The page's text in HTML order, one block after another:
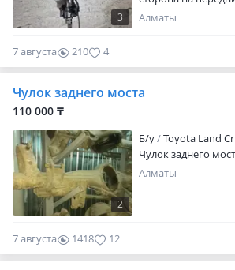
3
привезён из японии
Алматы
7 августа 210 4
Чулок заднего моста
110 000 ₸
2
Б/y
Toyota Land
Чулок заднего
Алматы
7 августа 1418 12